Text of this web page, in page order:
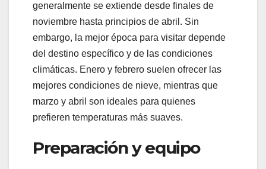
generalmente se extiende desde finales de
noviembre hasta principios de abril. Sin
embargo, la mejor época para visitar depende
del destino específico y de las condiciones
climáticas. Enero y febrero suelen ofrecer las
mejores condiciones de nieve, mientras que
marzo y abril son ideales para quienes
prefieren temperaturas más suaves.
Preparación y equipo